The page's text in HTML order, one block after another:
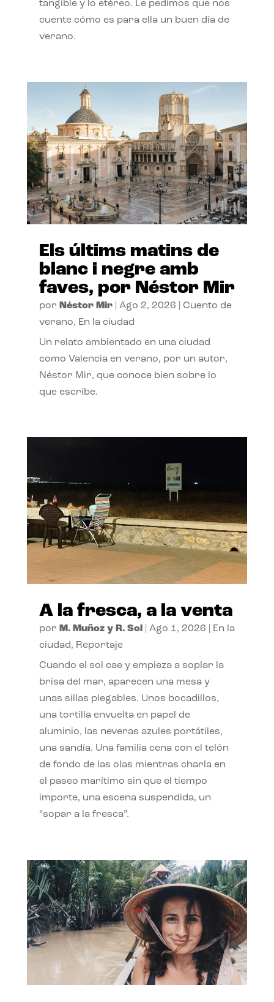
tangible y lo etéreo. Le pedimos que nos
cuente cómo es para ella un buen día de
verano.
Els últims matins de
blanc i negre amb
faves, por Néstor Mir
por Néstor Mir| Ago 2, 2026
Cuento de
verano, En la ciudad
Un relato ambientado en una ciudad
como Valencia en verano, por un autor,
Néstor Mir, que conoce bien sobre lo
que escribe.
A la fresca, a la venta
por M. Muñoz y R. Sol| Ago 1, 2026
En la
ciudad, Reportaje
Cuando el sol cae y empieza a soplar la
brisa del mar, aparecen una mesa y
unas sillas plegables. Unos bocadillos,
una tortilla envuelta en papel de
aluminio, las neveras azules portátiles,
una sandía. Una familia cena con el telón
de fondo de las olas mientras charla en
el paseo marítimo sin que el tiempo
importe, una escena suspendida, un
“sopar a la fresca”.